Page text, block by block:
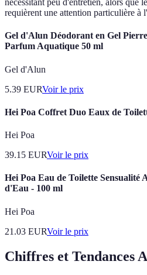
nécessitant peu d'entretien, alors que
requièrent une attention particulière à
Gel d'Alun Déodorant en Gel
Parfum Aquatique 50 ml
Gel d'Alun
5.39 EURVoir le prix
Hei Poa Coffret Duo Eaux de
Hei Poa
39.15 EURVoir le prix
Hei Poa Eau de Toilette
d'Eau - 100 ml
Hei Poa
21.03 EURVoir le prix
Chiffres et Tendances